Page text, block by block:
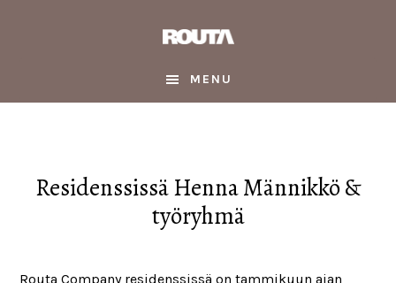
MENU
Residenssissä Henna Männikkö &
työryhmä
Routa Company residenssissä on tammikuun ajan